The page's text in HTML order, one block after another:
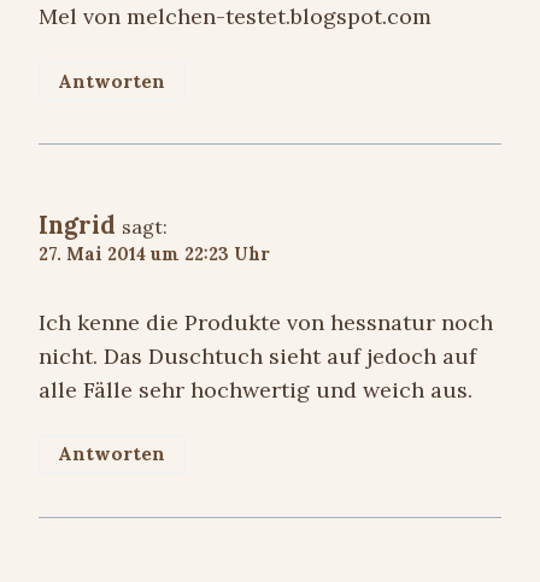
Mel von melchen-testet.blogspot.com
Antworten
Ingrid sagt:
27. Mai 2014 um 22:23 Uhr
Ich kenne die Produkte von hessnatur noch
nicht. Das Duschtuch sieht auf jedoch auf
alle Fälle sehr hochwertig und weich aus.
Antworten